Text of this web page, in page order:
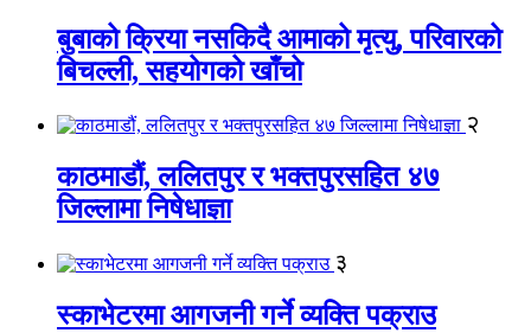
बुबाको क्रिया नसकिदै आमाको मृत्यु, परिवारको
बिचल्ली, सहयोगको खाँचो
२
काठमाडौं, ललितपुर र भक्तपुरसहित ४७
जिल्लामा निषेधाज्ञा
३
स्काभेटरमा आगजनी गर्ने व्यक्ति पक्राउ